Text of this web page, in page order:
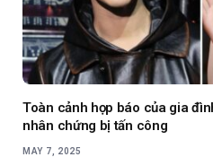
Toàn cảnh họp báo của gia
nhân chứng bị tấn công
MAY 7, 2025